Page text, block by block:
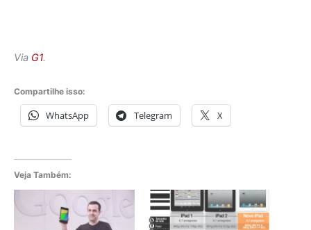
Via G1.
Compartilhe isso:
WhatsApp Telegram X
Veja Também: